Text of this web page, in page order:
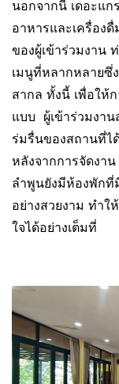
นอกจากนี้ เดอะแ
อาหารและเครื่อง
ของผู้เข้าร่วมงาน
เมนูที่หลากหลายซึ่
สากล ทั้งนี้ เพื่อให้
แบบ ผู้เข้าร่วมงา
ร่มรื่นของสถานที่ไ
หลังจากการจัดงา
ลำพูนยังมีห้องพักที่
อย่างสวยงาม ทำใ
ใจได้อย่างเต็มที่